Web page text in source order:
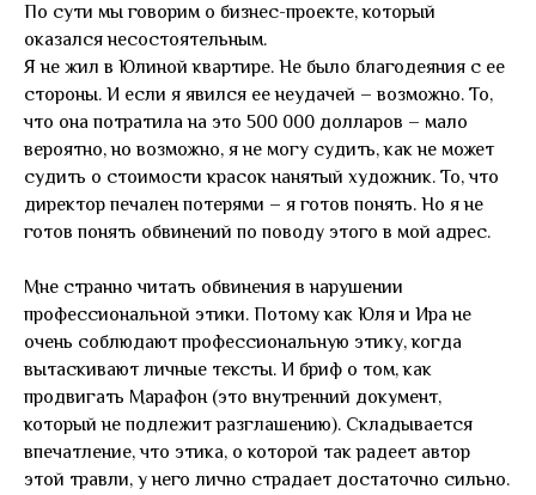
По сути мы говорим о бизнес-проекте, который
оказался несостоятельным.
Я не жил в Юлиной квартире. Не было благодеяния с ее
стороны. И если я явился ее неудачей – возможно. То,
что она потратила на это 500 000 долларов – мало
вероятно, но возможно, я не могу судить, как не может
судить о стоимости красок нанятый художник. То, что
директор печален потерями – я готов понять. Но я не
готов понять обвинений по поводу этого в мой адрес.
Мне странно читать обвинения в нарушении
профессиональной этики. Потому как Юля и Ира не
очень соблюдают профессиональную этику, когда
вытаскивают личные тексты. И бриф о том, как
продвигать Марафон (это внутренний документ,
который не подлежит разглашению). Складывается
впечатление, что этика, о которой так радеет автор
этой травли, у него лично страдает достаточно сильно.